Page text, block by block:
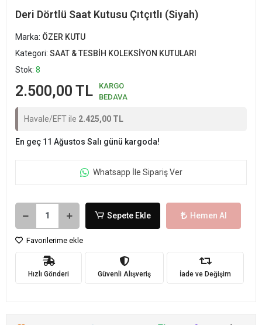
Deri Dörtlü Saat Kutusu Çıtçıtlı (Siyah)
Marka: ÖZER KUTU
Kategori: SAAT & TESBİH KOLEKSİYON KUTULARI
Stok: 8
2.500,00 TL
KARGO
BEDAVA
Havale/EFT ile 2.425,00 TL
En geç 11 Ağustos Salı günü kargoda!
Whatsapp İle Sipariş Ver
Sepete Ekle Hemen Al
Favorilerime ekle
Hızlı Gönderi Güvenli Alışveriş İade ve Değişim